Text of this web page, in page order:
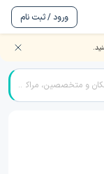
ورود / ثبت نام